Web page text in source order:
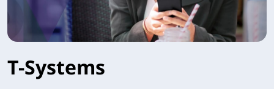
T-Systems